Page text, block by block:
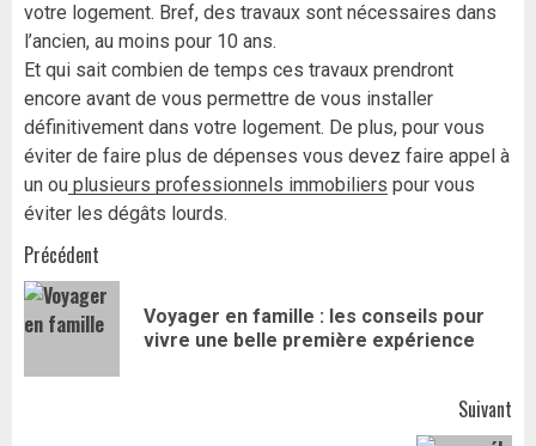
votre logement. Bref, des travaux sont nécessaires dans
l’ancien, au moins pour 10 ans.
Et qui sait combien de temps ces travaux prendront
encore avant de vous permettre de vous installer
définitivement dans votre logement. De plus, pour vous
éviter de faire plus de dépenses vous devez faire appel à
un ou plusieurs professionnels immobiliers pour vous
éviter les dégâts lourds.
Navigation
d’article
Précédent
Voyager en famille : les conseils pour
vivre une belle première expérience
Suivant